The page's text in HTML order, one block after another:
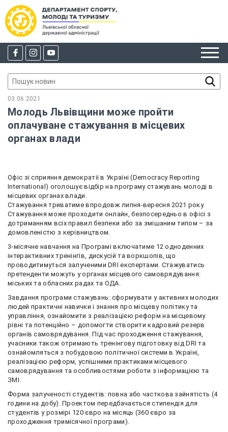
03.06.2021
Молодь Львівщини може пройти
оплачуване стажування в місцевих
органах влади
Офіс зі сприяння демократії в Україні (Democracy Reporting
International) оголошує відбір на програму стажувань молоді в
місцевих органах влади.
Стажування триватиме впродовж липня-вересня 2021 року.
Стажування може проходити онлайн, безпосередньо в офісі з
дотриманням всіх правил безпеки або за змішаним типом – за
домовленістю з керівництвом.
3-місячне навчання на Програмі включатиме 12 одноденних
інтерактивних тренінгів, дискусій та воркшопів, що
проводитимуться залученими DRI експертами. Стажуватись
претенденти можуть у органах місцевого самоврядування:
міських та обласних радах та ОДА.
Завдання програми стажувань: сформувати у активних молодих
людей практичні навички і знання про місцеву політику та
управління, ознайомити з реалізацією реформ на місцевому
рівні та потенційно – допомогти створити кадровий резерв
органів самоврядування. Під час проходження стажування,
учасники також отримають тренінгову підготовку від DRI та
ознайомляться з побудовою політичної системи в Україні,
реалізацією реформ, успішними практиками місцевого
самоврядування та особливостями роботи з інформацією та
ЗМІ.
Форма залученості студентів: повна або часткова зайнятість (4
години на добу). Проектом передбачається стипендія для
студентів у розмірі 120 євро на місяць (360 євро за
проходження тримісячної програми).